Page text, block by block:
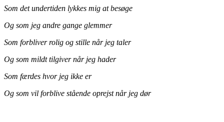
Som det undertiden lykkes mig at besøge
Og som jeg andre gange glemmer
Som forbliver rolig og stille når jeg taler
Og som mildt tilgiver når jeg hader
Som færdes hvor jeg ikke er
Og som vil forblive stående oprejst når jeg dør